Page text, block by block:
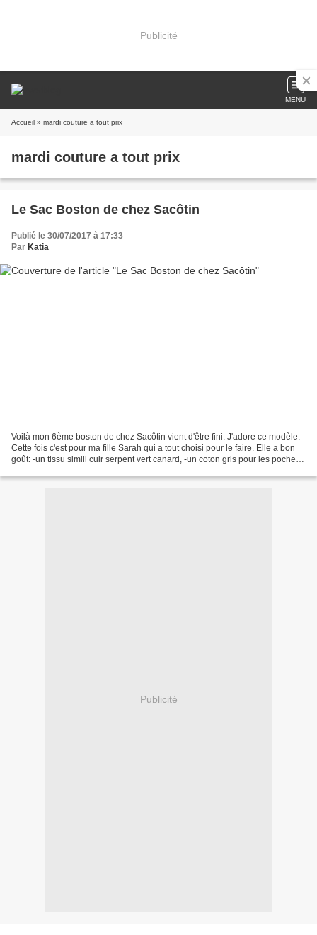
Publicité
MENU
Accueil » mardi couture a tout prix
mardi couture a tout prix
Le Sac Boston de chez Sacôtin
Publié le 30/07/2017 à 17:33
Par Katia
Voilà mon 6ème boston de chez Sacôtin vient d'être fini. J'adore ce modèle.
Cette fois c'est pour ma fille Sarah qui a tout choisi pour le faire. Elle a bon
goût: -un tissu simili cuir serpent vert canard, -un coton gris pour les poches
Publicité